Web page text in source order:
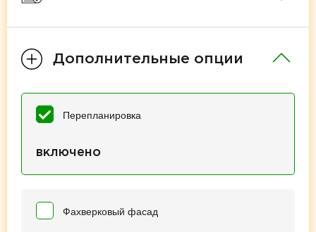
Дополнительные опции
Перепланировка
включено
Фахверковый фасад